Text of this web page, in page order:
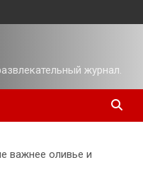
журнал.
важнее оливье и